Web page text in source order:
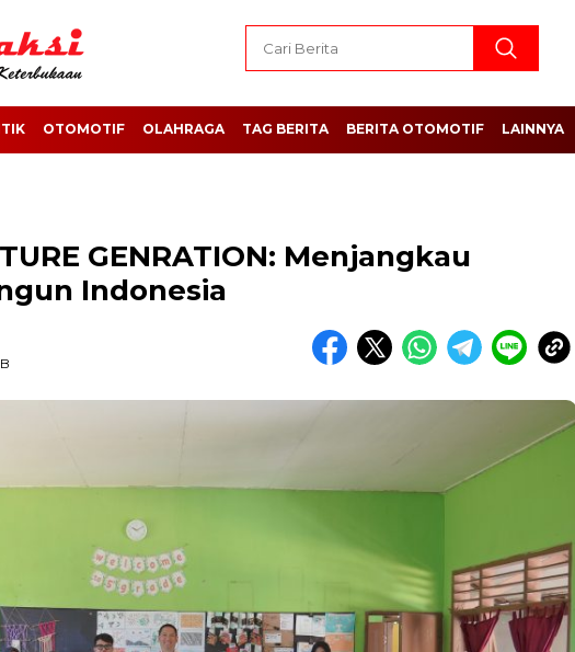
OTOMOTIF OLAHRAGA TAG BERITA BERITA OTOMOTIF LAINNYA
GENRATION: Menjangkau
Indonesia